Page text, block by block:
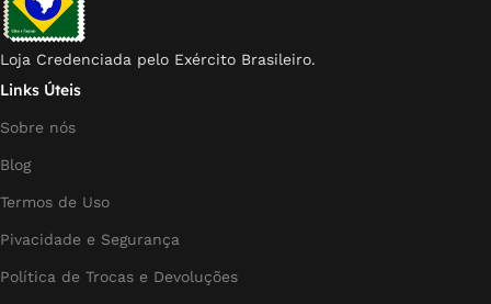
Loja Credenciada pelo Exército Brasileiro.
Links Úteis
Sobre nós
Blog
Termos de Uso
Pivacidade e Segurança
Política de Trocas e Devoluções